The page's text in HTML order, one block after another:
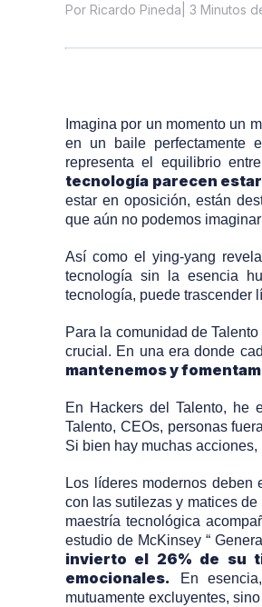
Por Ricardo Pineda | 3 Minutos
Imagina por un momento un
en un baile perfectamente
representa el equilibrio
tecnología parecen
estar en oposición, están
que aún no podemos
Así como el ying-yang
tecnología sin la esencia
tecnología, puede trascender
Para la comunidad de
crucial. En una era donde
mantenemos y
En Hackers del Talento, he
Talento, CEOs, personas
Si bien hay muchas acciones,
Los líderes modernos deben
con las sutilezas y matices
maestría tecnológica
estudio de McKinsey “
invierto el 26% de su
emocionales. En
mutuamente excluyentes,